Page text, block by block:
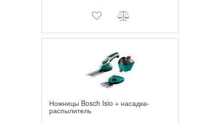
Ножницы Bosch Isio + насадка-
распылитель